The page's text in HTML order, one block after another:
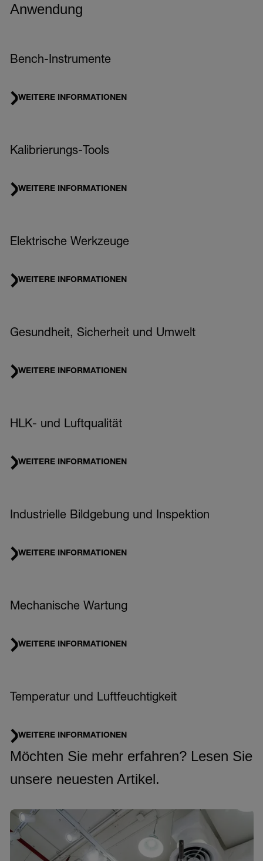
Anwendung
Bench-Instrumente
WEITERE INFORMATIONEN
Kalibrierungs-Tools
WEITERE INFORMATIONEN
Elektrische Werkzeuge
WEITERE INFORMATIONEN
Gesundheit, Sicherheit und Umwelt
WEITERE INFORMATIONEN
HLK- und Luftqualität
WEITERE INFORMATIONEN
Industrielle Bildgebung und Inspektion
WEITERE INFORMATIONEN
Mechanische Wartung
WEITERE INFORMATIONEN
Temperatur und Luftfeuchtigkeit
WEITERE INFORMATIONEN
Möchten Sie mehr erfahren? Lesen Sie
unsere neuesten Artikel.